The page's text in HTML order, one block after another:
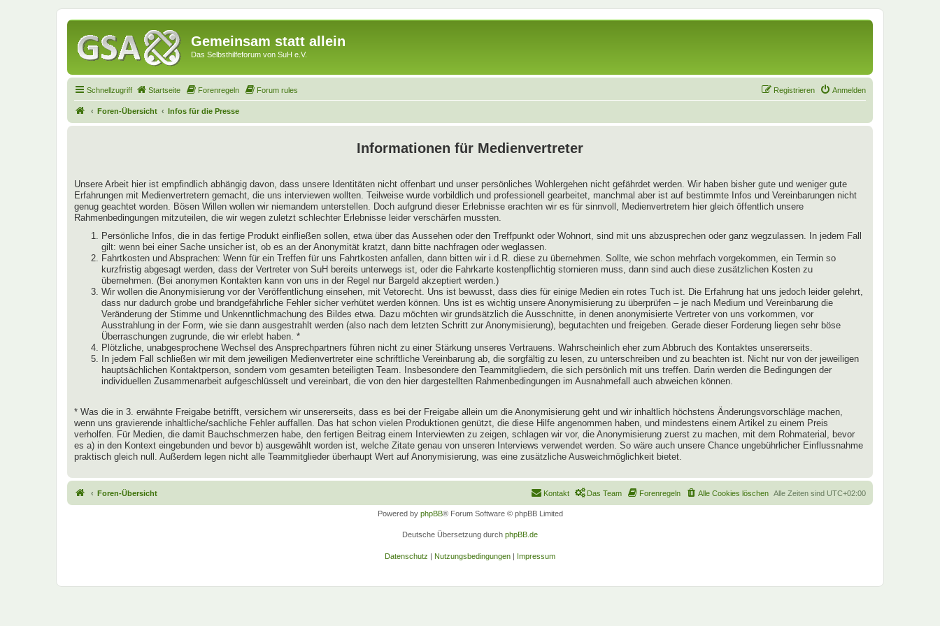
Gemeinsam statt allein
Das Selbsthilfeforum von SuH e.V.
Schnellzugriff Startseite Forenregeln Forum rules Anmelden
Registrieren
Foren-Übersicht Infos für die Presse
Informationen für Medienvertreter
Unsere Arbeit hier ist empfindlich abhängig davon, dass unsere Identitäten nicht offenbart und unser persönliches Wohlergehen nicht gefährdet werden. Wir haben bisher gute und weniger gute
Erfahrungen mit Medienvertretern gemacht, die uns interviewen wollten. Teilweise wurde vorbildlich und professionell gearbeitet, manchmal aber ist auf bestimmte Infos und Vereinbarungen nicht
genug geachtet worden. Bösen Willen wollen wir niemandem unterstellen. Doch aufgrund dieser Erlebnisse erachten wir es für sinnvoll, Medienvertretern hier gleich öffentlich unsere
Rahmenbedingungen mitzuteilen, die wir wegen zuletzt schlechter Erlebnisse leider verschärfen mussten.
Persönliche Infos, die in das fertige Produkt einfließen sollen, etwa über das Aussehen oder den Treffpunkt oder Wohnort, sind mit uns abzusprechen oder ganz wegzulassen. In jedem Fall
gilt: wenn bei einer Sache unsicher ist, ob es an der Anonymität kratzt, dann bitte nachfragen oder weglassen.
Fahrtkosten und Absprachen: Wenn für ein Treffen für uns Fahrtkosten anfallen, dann bitten wir i.d.R. diese zu übernehmen. Sollte, wie schon mehrfach vorgekommen, ein Termin so
kurzfristig abgesagt werden, dass der Vertreter von SuH bereits unterwegs ist, oder die Fahrkarte kostenpflichtig stornieren muss, dann sind auch diese zusätzlichen Kosten zu
übernehmen. (Bei anonymen Kontakten kann von uns in der Regel nur Bargeld akzeptiert werden.)
Wir wollen die Anonymisierung vor der Veröffentlichung einsehen, mit Vetorecht. Uns ist bewusst, dass dies für einige Medien ein rotes Tuch ist. Die Erfahrung hat uns jedoch leider gelehrt,
dass nur dadurch grobe und brandgefährliche Fehler sicher verhütet werden können. Uns ist es wichtig unsere Anonymisierung zu überprüfen – je nach Medium und Vereinbarung die
Veränderung der Stimme und Unkenntlichmachung des Bildes etwa. Dazu möchten wir grundsätzlich die Ausschnitte, in denen anonymisierte Vertreter von uns vorkommen, vor
Ausstrahlung in der Form, wie sie dann ausgestrahlt werden (also nach dem letzten Schritt zur Anonymisierung), begutachten und freigeben. Gerade dieser Forderung liegen sehr böse
Überraschungen zugrunde, die wir erlebt haben. *
Plötzliche, unabgesprochene Wechsel des Ansprechpartners führen nicht zu einer Stärkung unseres Vertrauens. Wahrscheinlich eher zum Abbruch des Kontaktes unsererseits.
In jedem Fall schließen wir mit dem jeweiligen Medienvertreter eine schriftliche Vereinbarung ab, die sorgfältig zu lesen, zu unterschreiben und zu beachten ist. Nicht nur von der jeweiligen
hauptsächlichen Kontaktperson, sondern vom gesamten beteiligten Team. Insbesondere den Teammitgliedern, die sich persönlich mit uns treffen. Darin werden die Bedingungen der
individuellen Zusammenarbeit aufgeschlüsselt und vereinbart, die von den hier dargestellten Rahmenbedingungen im Ausnahmefall auch abweichen können.
* Was die in 3. erwähnte Freigabe betrifft, versichern wir unsererseits, dass es bei der Freigabe allein um die Anonymisierung geht und wir inhaltlich höchstens Änderungsvorschläge machen,
wenn uns gravierende inhaltliche/sachliche Fehler auffallen. Das hat schon vielen Produktionen genützt, die diese Hilfe angenommen haben, und mindestens einem Artikel zu einem Preis
verholfen. Für Medien, die damit Bauchschmerzen habe, den fertigen Beitrag einem Interviewten zu zeigen, schlagen wir vor, die Anonymisierung zuerst zu machen, mit dem Rohmaterial, bevor
es a) in den Kontext eingebunden und bevor b) ausgewählt worden ist, welche Zitate genau von unseren Interviews verwendet werden. So wäre auch unsere Chance ungebührlicher Einflussnahme
praktisch gleich null. Außerdem legen nicht alle Teammitglieder überhaupt Wert auf Anonymisierung, was eine zusätzliche Ausweichmöglichkeit bietet.
Foren-Übersicht Alle Zeiten sind UTC+02:00
Alle Cookies löschen
Forenregeln
Das Team
Kontakt
Powered by phpBB® Forum Software © phpBB Limited
Deutsche Übersetzung durch phpBB.de
Datenschutz | Nutzungsbedingungen | Impressum